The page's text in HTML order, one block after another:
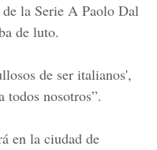
la Serie A Paolo Dal
de luto.
de ser italianos',
todos nosotros”.
en la ciudad de